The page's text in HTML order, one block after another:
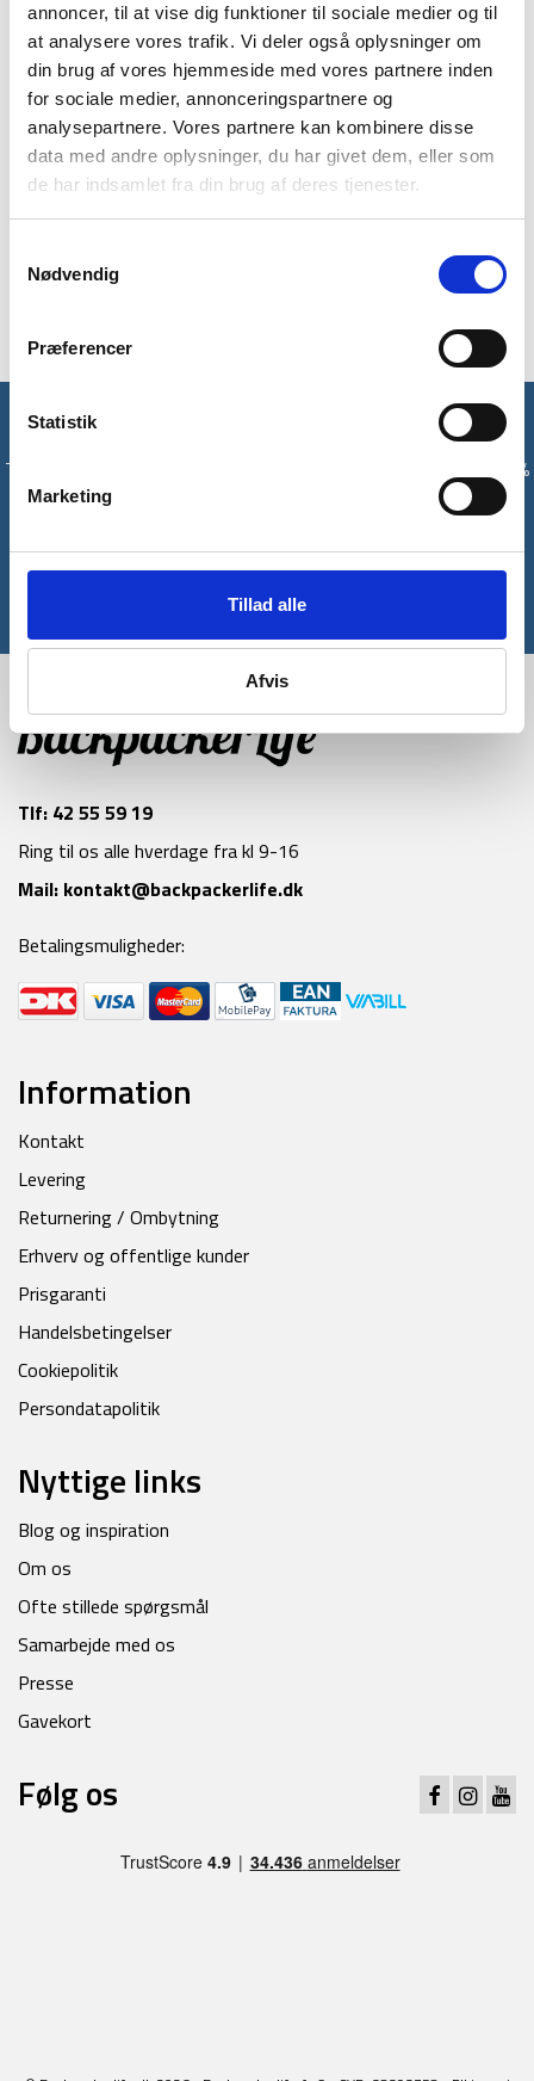
annoncer, til at vise dig funktioner til sociale medier og til
at analysere vores trafik. Vi deler også oplysninger om
din brug af vores hjemmeside med vores partnere inden
for sociale medier, annonceringspartnere og
analysepartnere. Vores partnere kan kombinere disse
data med andre oplysninger, du har givet dem, eller som
de har indsamlet fra din brug af deres tjenester.
Nødvendig
Præferencer
Statistik
Marketing
Tillad alle
Afvis
BESKRIVELSE
YDERLIGERE INFORMATION
BRAND
FAQ
Trespass Vocals jakke til kvinder er en god og behagelig jakke,
når man skal på tur eller blot afsted på arbejde i hverdagen.
Denne jakke er let polstreret, og så har den quiltet for. Der er
to lynlåslommer, så du kan have din mobil, pung med mere
Tilmeld dig vores nyhedsbrev og modtag med det samme en 10%
Tilmeld
*Gælder ikke allerede nedsatte varer
Tlf: 42 55 59 19
Ring til os alle hverdage fra kl 9-16
Mail: kontakt@backpackerlife.dk
Betalingsmuligheder:
Information
Kontakt
Levering
Returnering / Ombytning
Erhverv og offentlige kunder
Prisgaranti
Handelsbetingelser
Cookiepolitik
Persondatapolitik
Nyttige links
Blog og inspiration
Om os
Ofte stillede spørgsmål
Samarbejde med os
Presse
Gavekort
Følg os